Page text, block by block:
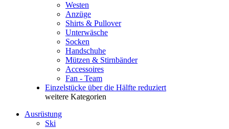
Westen
Anzüge
Shirts & Pullover
Unterwäsche
Socken
Handschuhe
Mützen & Stirnbänder
Accessoires
Fan - Team
Einzelstücke über die Hälfte reduziert
weitere Kategorien
Ausrüstung
Ski